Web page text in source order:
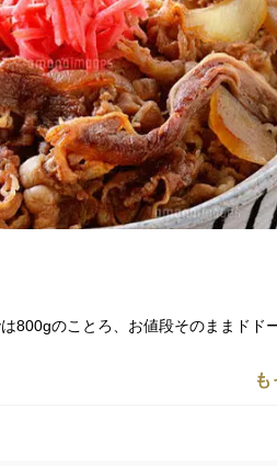
800gのことろ、お値段そのままドド